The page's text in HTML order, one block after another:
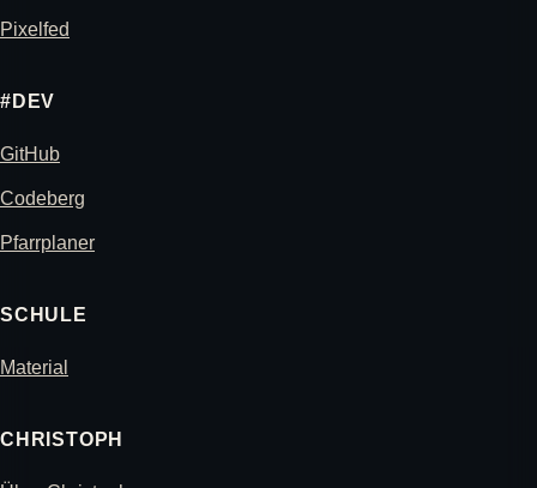
Pixelfed
#DEV
GitHub
Codeberg
Pfarrplaner
SCHULE
Material
CHRISTOPH